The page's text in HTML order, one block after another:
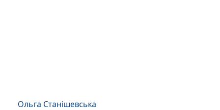
Ольга Станішевська